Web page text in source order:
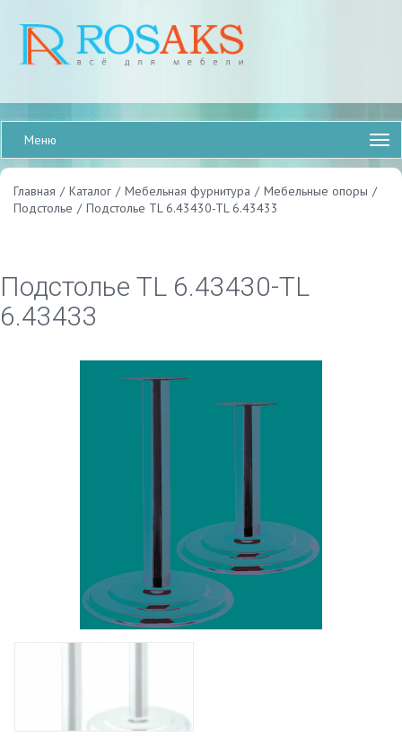
Меню
Главная / Каталог / Мебельная фурнитура / Мебельные опоры /
Подстолье / Подстолье TL 6.43430-TL 6.43433
Подстолье TL 6.43430-TL
6.43433